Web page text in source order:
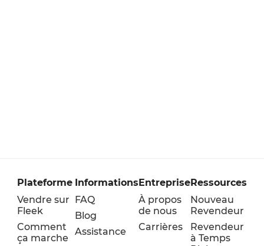
Plateforme
Vendre sur
Fleek
Comment
ça marche
Informations
FAQ
Blog
Assistance
Entreprise
À propos
de nous
Carrières
Ressources
Nouveau
Revendeur
Revendeur
à Temps